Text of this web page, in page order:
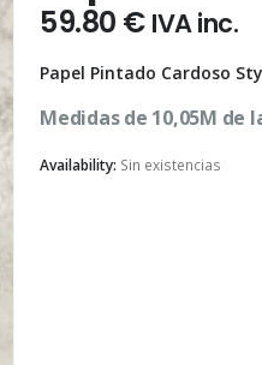
59.80 € IVA inc.
Papel Pintado Cardoso
Medidas de 10,05M de
Availability: Sin existencias